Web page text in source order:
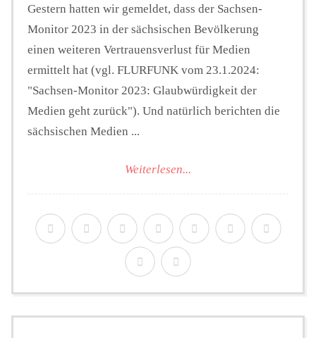
Gestern hatten wir gemeldet, dass der Sachsen-
Monitor 2023 in der sächsischen Bevölkerung
einen weiteren Vertrauensverlust für Medien
ermittelt hat (vgl. FLURFUNK vom 23.1.2024:
"Sachsen-Monitor 2023: Glaubwürdigkeit der
Medien geht zurück"). Und natürlich berichten die
sächsischen Medien ...
Weiterlesen...